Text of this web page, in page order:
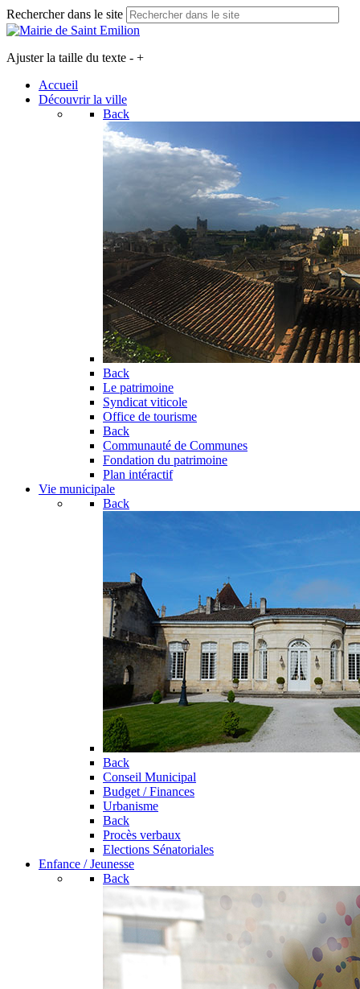
Rechercher dans le site
Ajuster la taille du texte - +
Accueil
Découvrir la ville
Back
Back
Le patrimoine
Syndicat viticole
Office de tourisme
Back
Communauté de Communes
Fondation du patrimoine
Plan intéractif
Vie municipale
Back
Back
Conseil Municipal
Budget / Finances
Urbanisme
Back
Procès verbaux
Elections Sénatoriales
Enfance / Jeunesse
Back